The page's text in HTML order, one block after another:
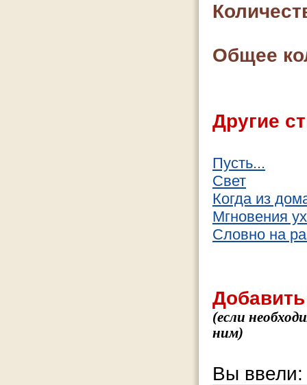
Общее
Другие
Пусть...
Свет
Когда из
Мгновения
Словно на
(если
ним)
Вы